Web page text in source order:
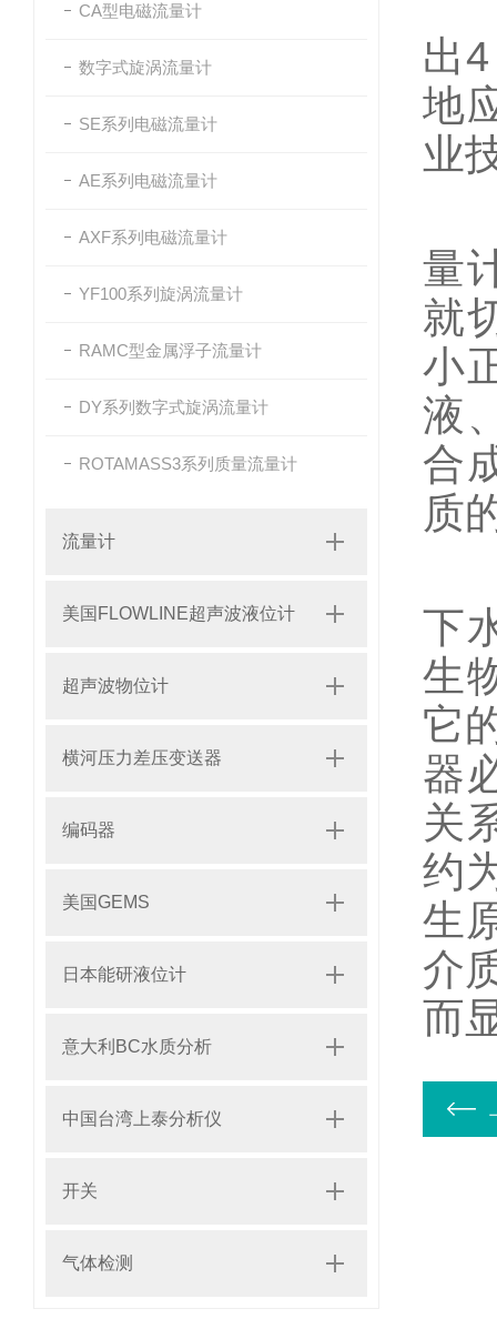
CA型电磁流量计
数字式旋涡流量计
SE系列电磁流量计
AE系列电磁流量计
AXF系列电磁流量计
YF100系列旋涡流量计
RAMC型金属浮子流量计
DY系列数字式旋涡流量计
ROTAMASS3系列质量流量计
流量计
美国FLOWLINE超声波液位计
超声波物位计
横河压力差压变送器
编码器
美国GEMS
日本能研液位计
意大利BC水质分析
中国台湾上泰分析仪
开关
气体检测
出
地
业
量
就
小
液
合
质
下
生
它
器
关
约
生
介
而